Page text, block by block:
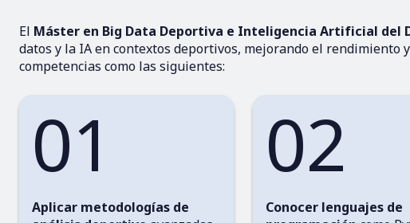
El Máster en Big Data Deportiva e Inteligencia Artificial del
datos y la IA en contextos deportivos, mejorando el rendimiento
competencias como las siguientes:
01
Aplicar metodologías de
02
Conocer lenguajes de